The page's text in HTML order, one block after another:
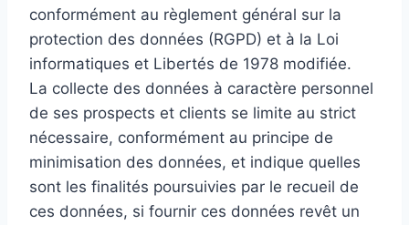
conformément au règlement général sur la
protection des données (RGPD) et à la Loi
informatiques et Libertés de 1978 modifiée.
La collecte des données à caractère personnel
de ses prospects et clients se limite au strict
nécessaire, conformément au principe de
minimisation des données, et indique quelles
sont les finalités poursuivies par le recueil de
ces données, si fournir ces données revêt un